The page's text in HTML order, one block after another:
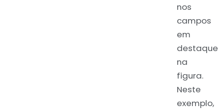
nos
campos
em
destaque
na
figura.
Neste
exemplo,